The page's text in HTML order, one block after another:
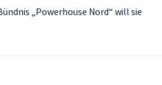
„Powerhouse Nord“ will sie